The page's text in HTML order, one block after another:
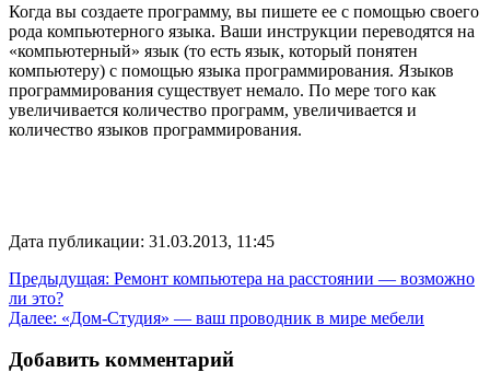
Когда вы создаете программу, вы пишете ее с помощью своего
рода компьютерного языка. Ваши инструкции переводятся на
«компьютерный» язык (то есть язык, который понятен
компьютеру) с помощью языка программирования. Языков
программирования существует немало. По мере того как
увеличивается количество программ, увеличивается и
количество языков программирования.
Дата публикации: 31.03.2013, 11:45
Навигация
по
Предыдущая: Ремонт компьютера на расстоянии — возможно
ли это?
Далее: «Дом-Студия» — ваш проводник в мире мебели
Добавить комментарий